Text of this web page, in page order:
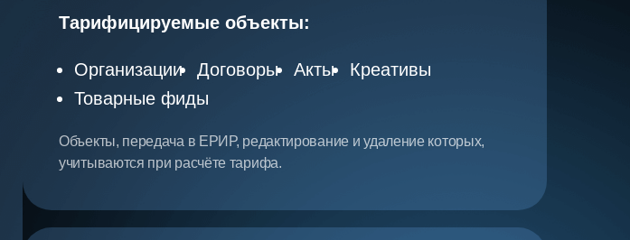
Тарифицируемые объекты:
Организации Договоры Акты
Креативы
Товарные фиды
Объекты, передача в ЕРИР, редактирование и удаление которых,
учитываются при расчёте тарифа.